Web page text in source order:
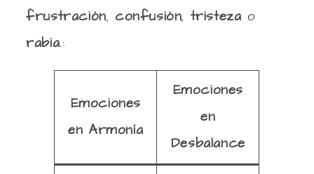
frustración,confusión, tristezao
rabia.:
Emociones
en Armonía
Emociones
en
Desbalance